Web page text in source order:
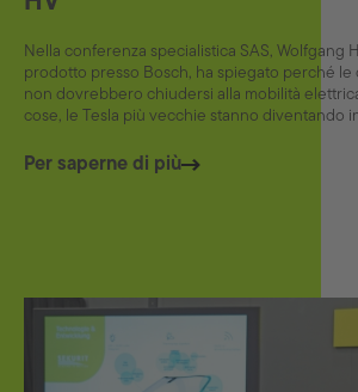
Nella conferenza specialistica SAS, Wolfgang
prodotto presso Bosch, ha spiegato perché
non dovrebbero chiudersi alla mobilità
cose, le Tesla più vecchie stanno diventando
Per saperne di più